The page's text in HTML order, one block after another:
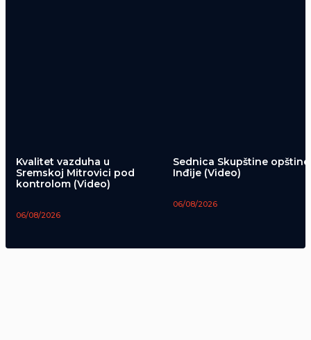
Kvalitet vazduha u
Sremskoj Mitrovici pod
kontrolom (Video)
06/08/2026
Sednica Skupštine opštine
Inđije (Video)
06/08/2026